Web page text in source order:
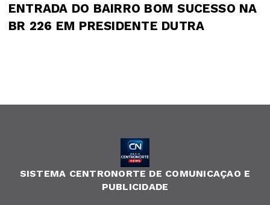
ENTRADA DO BAIRRO BOM SUCESSO NA
BR 226 EM PRESIDENTE DUTRA
SISTEMA CENTRONORTE DE COMUNICAÇAO E
PUBLICIDADE